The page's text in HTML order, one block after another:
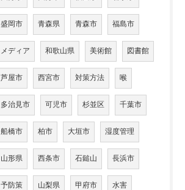
盛岡市 青森県 青森市 福島市
メディア 和歌山県 美術館 図書館
芦屋市 西宮市 対策方法 喉
多治見市 可児市 杉並区 千葉市
船橋市 柏市 大垣市 湿度管理
山形県 西条市 石鎚山 長浜市
予防策 山梨県 甲府市 水害